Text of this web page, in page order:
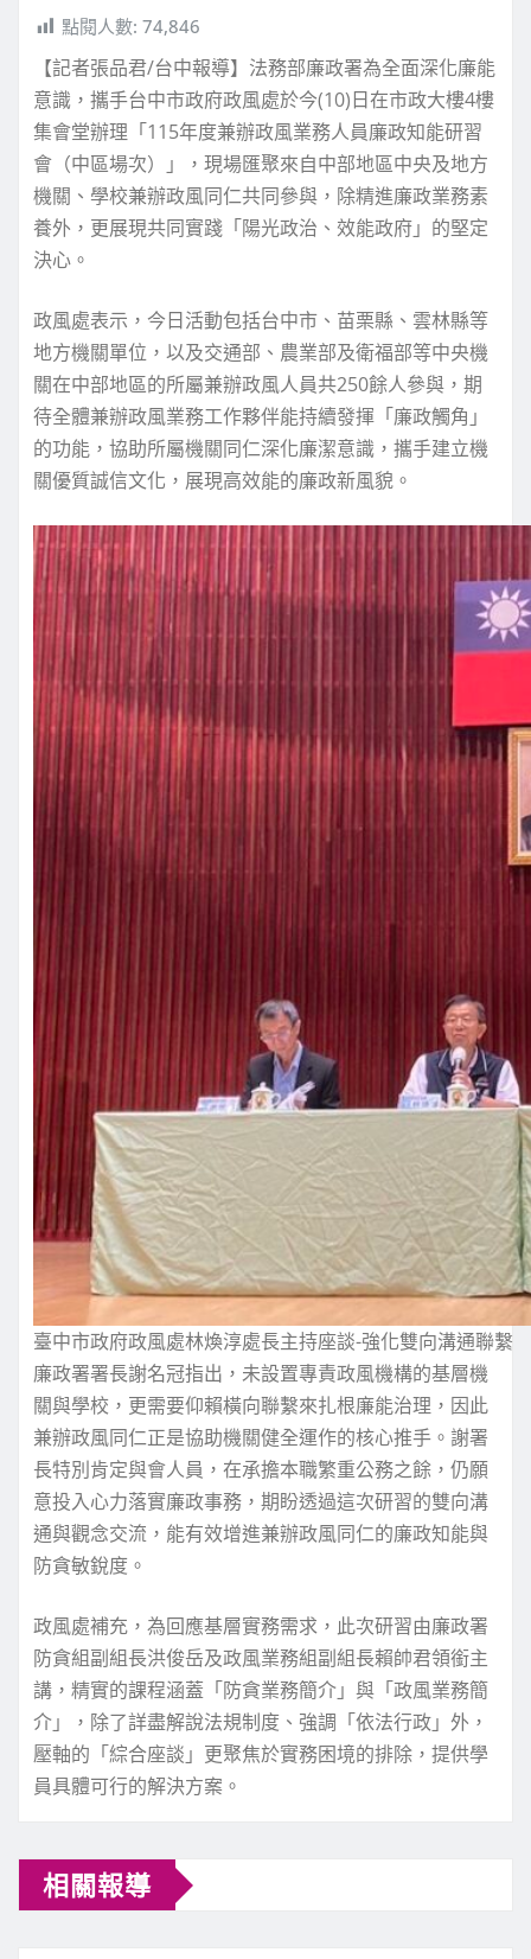
點閱人數: 74,846
【記者張品君/台中報導】法務部廉政署為全面深化廉能
意識，攜手台中市政府政風處於今(10)日在市政大樓4樓
集會堂辦理「115年度兼辦政風業務人員廉政知能研習
會（中區場次）」，現場匯聚來自中部地區中央及地方
機關、學校兼辦政風同仁共同參與，除精進廉政業務素
養外，更展現共同實踐「陽光政治、效能政府」的堅定
決心。
政風處表示，今日活動包括台中市、苗栗縣、雲林縣等
地方機關單位，以及交通部、農業部及衛福部等中央機
關在中部地區的所屬兼辦政風人員共250餘人參與，期
待全體兼辦政風業務工作夥伴能持續發揮「廉政觸角」
的功能，協助所屬機關同仁深化廉潔意識，攜手建立機
關優質誠信文化，展現高效能的廉政新風貌。
臺中市政府政風處林煥淳處長主持座談-強化雙向溝通聯繫
廉政署署長謝名冠指出，未設置專責政風機構的基層機
關與學校，更需要仰賴橫向聯繫來扎根廉能治理，因此
兼辦政風同仁正是協助機關健全運作的核心推手。謝署
長特別肯定與會人員，在承擔本職繁重公務之餘，仍願
意投入心力落實廉政事務，期盼透過這次研習的雙向溝
通與觀念交流，能有效增進兼辦政風同仁的廉政知能與
防貪敏銳度。
政風處補充，為回應基層實務需求，此次研習由廉政署
防貪組副組長洪俊岳及政風業務組副組長賴帥君領銜主
講，精實的課程涵蓋「防貪業務簡介」與「政風業務簡
介」，除了詳盡解說法規制度、強調「依法行政」外，
壓軸的「綜合座談」更聚焦於實務困境的排除，提供學
員具體可行的解決方案。
相關報導